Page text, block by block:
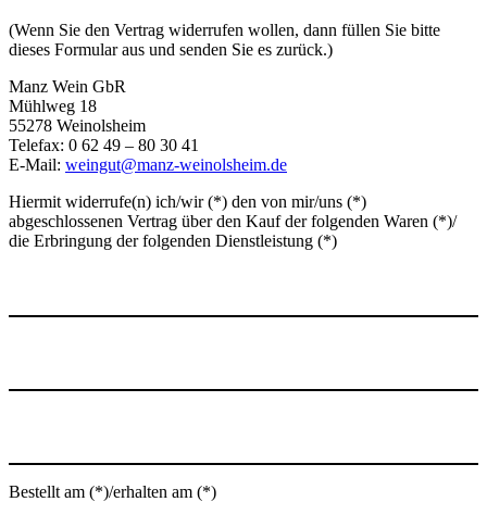
(Wenn Sie den Vertrag widerrufen wollen, dann füllen Sie bitte
dieses Formular aus und senden Sie es zurück.)
Manz Wein GbR
Mühlweg 18
55278 Weinolsheim
Telefax: 0 62 49 – 80 30 41
E-Mail: weingut@manz-weinolsheim.de
Hiermit widerrufe(n) ich/wir (*) den von mir/uns (*)
abgeschlossenen Vertrag über den Kauf der folgenden Waren (*)/
die Erbringung der folgenden Dienstleistung (*)
Bestellt am (*)/erhalten am (*)